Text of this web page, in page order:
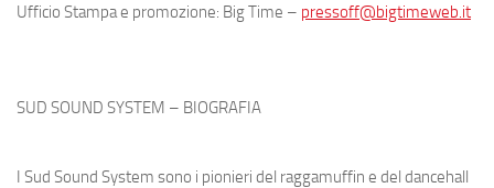
Ufficio Stampa e promozione: Big Time – pressoff@bigtimeweb.it
SUD SOUND SYSTEM – BIOGRAFIA
I Sud Sound System sono i pionieri del raggamuffin e del dancehall